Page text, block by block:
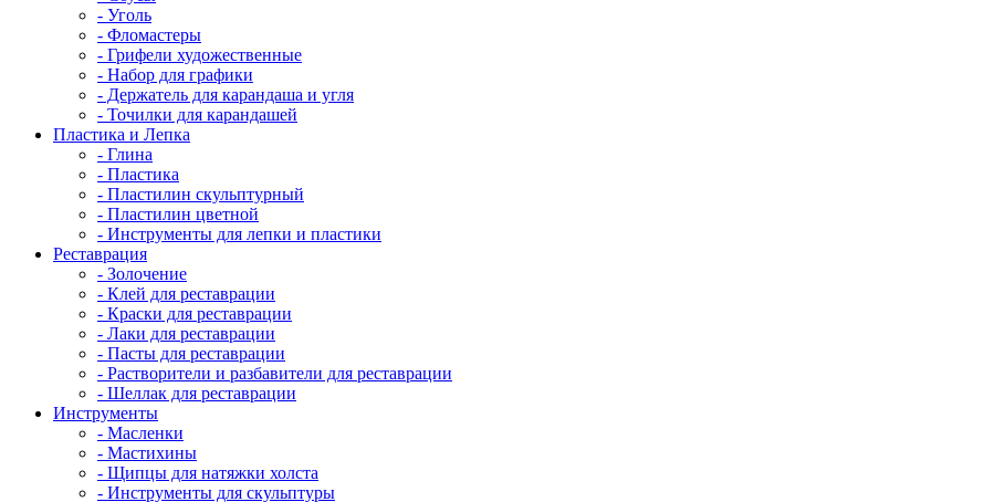
- Уголь
- Фломастеры
- Грифели художественные
- Набор для графики
- Держатель для карандаша и угля
- Точилки для карандашей
Пластика и Лепка
- Глина
- Пластика
- Пластилин скульптурный
- Пластилин цветной
- Инструменты для лепки и пластики
Реставрация
- Золочение
- Клей для реставрации
- Краски для реставрации
- Лаки для реставрации
- Пасты для реставрации
- Растворители и разбавители для реставрации
- Шеллак для реставрации
Инструменты
- Масленки
- Мастихины
- Щипцы для натяжки холста
- Инструменты для скульптуры